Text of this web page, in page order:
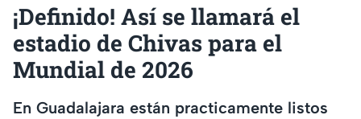
¡Definido! Así se llamará el
estadio de Chivas para el
Mundial de 2026
En Guadalajara están practicamente listos